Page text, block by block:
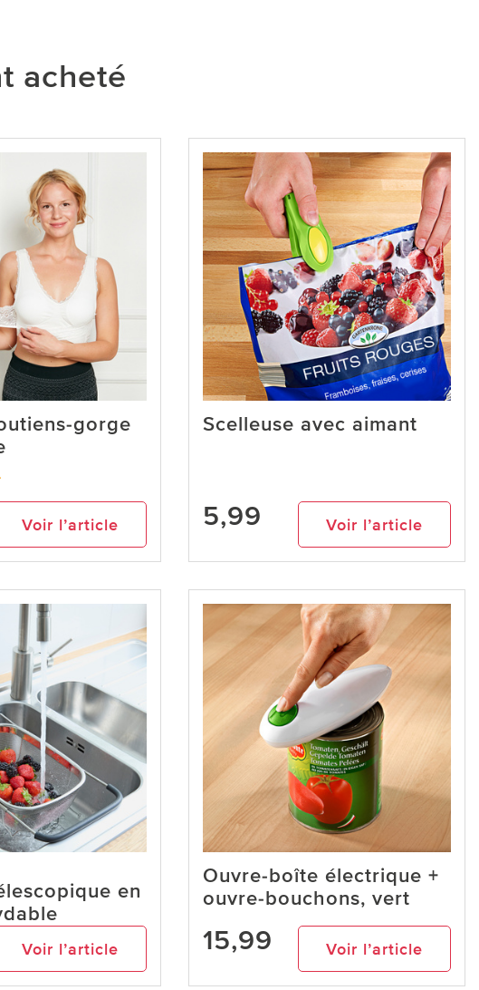
acheté
gorge
Voir l’article
Scelleuse avec aimant
5,99 Voir l’article
en
Voir l’article
Ouvre-boîte électrique +
ouvre-bouchons, vert
15,99 Voir l’article